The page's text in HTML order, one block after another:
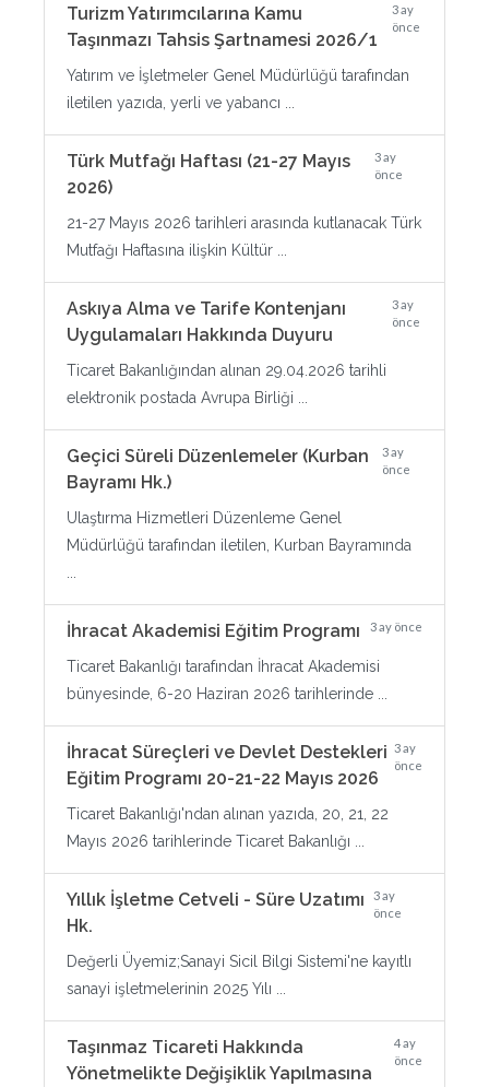
Turizm Yatırımcılarına Kamu
Taşınmazı Tahsis Şartnamesi 2026/1
3 ay
önce
Yatırım ve İşletmeler Genel Müdürlüğü tarafından
iletilen yazıda, yerli ve yabancı ...
Türk Mutfağı Haftası (21-27 Mayıs
2026)
3 ay
önce
21-27 Mayıs 2026 tarihleri arasında kutlanacak Türk
Mutfağı Haftasına ilişkin Kültür ...
Askıya Alma ve Tarife Kontenjanı
Uygulamaları Hakkında Duyuru
3 ay
önce
Ticaret Bakanlığından alınan 29.04.2026 tarihli
elektronik postada Avrupa Birliği ...
Geçici Süreli Düzenlemeler (Kurban
Bayramı Hk.)
3 ay
önce
Ulaştırma Hizmetleri Düzenleme Genel
Müdürlüğü tarafından iletilen, Kurban Bayramında
İhracat Akademisi Eğitim Programı 3 ay önce
Ticaret Bakanlığı tarafından İhracat Akademisi
bünyesinde, 6-20 Haziran 2026 tarihlerinde ...
İhracat Süreçleri ve Devlet Destekleri
Eğitim Programı 20-21-22 Mayıs 2026
3 ay
önce
Ticaret Bakanlığı'ndan alınan yazıda, 20, 21, 22
Mayıs 2026 tarihlerinde Ticaret Bakanlığı ...
Yıllık İşletme Cetveli - Süre Uzatımı
Hk.
3 ay
önce
Değerli Üyemiz;Sanayi Sicil Bilgi Sistemi'ne kayıtlı
sanayi işletmelerinin 2025 Yılı ...
Taşınmaz Ticareti Hakkında
Yönetmelikte Değişiklik Yapılmasına
4 ay
önce